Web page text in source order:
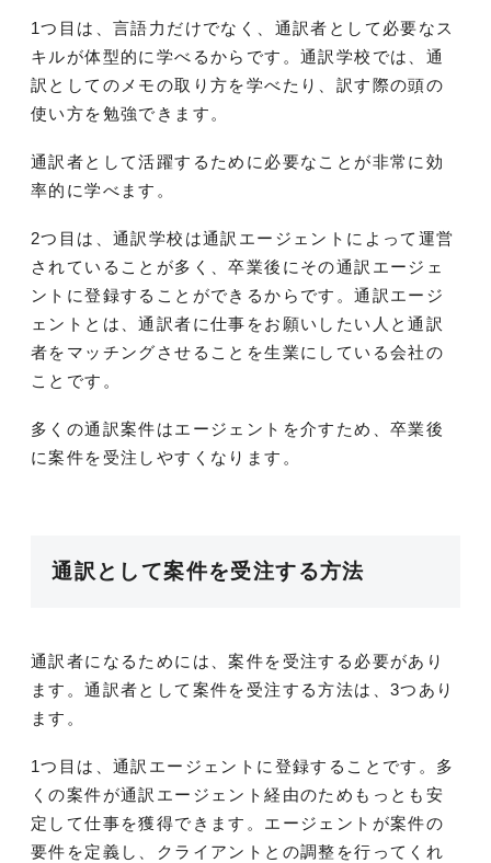
1つ目は、言語力だけでなく、通訳者として必要なス
キルが体型的に学べるからです。通訳学校では、通
訳としてのメモの取り方を学べたり、訳す際の頭の
使い方を勉強できます。
通訳者として活躍するために必要なことが非常に効
率的に学べます。
2つ目は、通訳学校は通訳エージェントによって運営
されていることが多く、卒業後にその通訳エージェ
ントに登録することができるからです。通訳エージ
ェントとは、通訳者に仕事をお願いしたい人と通訳
者をマッチングさせることを生業にしている会社の
ことです。
多くの通訳案件はエージェントを介すため、卒業後
に案件を受注しやすくなります。
通訳として案件を受注する方法
通訳者になるためには、案件を受注する必要があり
ます。通訳者として案件を受注する方法は、3つあり
ます。
1つ目は、通訳エージェントに登録することです。多
くの案件が通訳エージェント経由のためもっとも安
定して仕事を獲得できます。エージェントが案件の
要件を定義し、クライアントとの調整を行ってくれ